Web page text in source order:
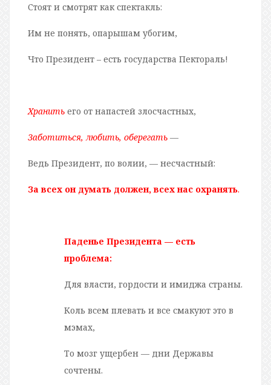
Стоят и смотрят как спектакль:
Им не понять, опарышам убогим,
Что Президент – есть государства Пектораль!
Хранить его от напастей злосчастных,
Заботиться, любить, оберегать —
Ведь Президент, по волии, — несчастный:
За всех он думать должен, всех нас охранять.
Паденье Президента — есть
проблема:
Для власти, гордости и имиджа страны.
Коль всем плевать и все смакуют это в
мэмах,
То мозг ущербен — дни Державы
сочтены.